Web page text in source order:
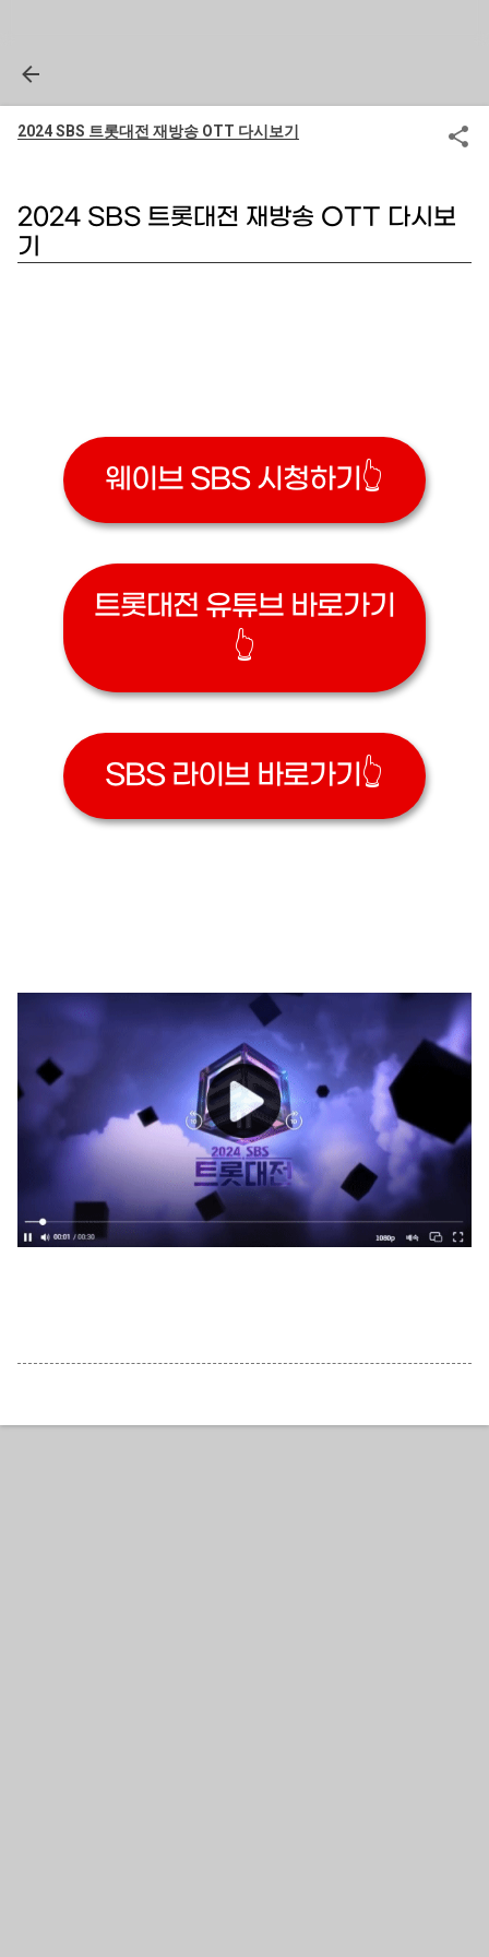
2024 SBS 트롯대전 재방송 OTT 다시보기
2024 SBS 트롯대전 재방송 OTT 다시보
기
웨이브 SBS 시청하기👆
트롯대전 유튜브 바로가기
👆
SBS 라이브 바로가기👆